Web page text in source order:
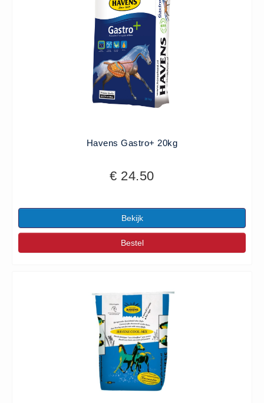
Havens Gastro+ 20kg
€ 24.50
Bekijk
Bestel